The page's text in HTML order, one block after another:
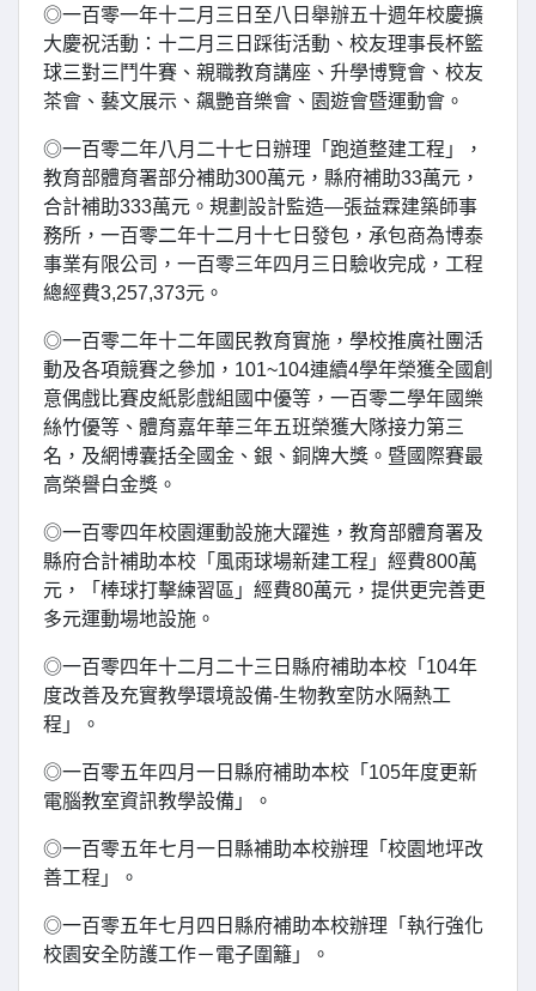
◎一百零一年十二月三日至八日舉辦五十週年校慶擴
大慶祝活動：十二月三日踩街活動、校友理事長杯籃
球三對三鬥牛賽、親職教育講座、升學博覽會、校友
茶會、藝文展示、飆艷音樂會、園遊會暨運動會。
◎一百零二年八月二十七日辦理「跑道整建工程」，
教育部體育署部分補助300萬元，縣府補助33萬元，
合計補助333萬元。規劃設計監造—張益霖建築師事
務所，一百零二年十二月十七日發包，承包商為博泰
事業有限公司，一百零三年四月三日驗收完成，工程
總經費3,257,373元。
◎一百零二年十二年國民教育實施，學校推廣社團活
動及各項競賽之參加，101~104連續4學年榮獲全國創
意偶戲比賽皮紙影戲組國中優等，一百零二學年國樂
絲竹優等、體育嘉年華三年五班榮獲大隊接力第三
名，及網博囊括全國金、銀、銅牌大獎。暨國際賽最
高榮譽白金獎。
◎一百零四年校園運動設施大躍進，教育部體育署及
縣府合計補助本校「風雨球場新建工程」經費800萬
元，「棒球打擊練習區」經費80萬元，提供更完善更
多元運動場地設施。
◎一百零四年十二月二十三日縣府補助本校「104年
度改善及充實教學環境設備-生物教室防水隔熱工
程」。
◎一百零五年四月一日縣府補助本校「105年度更新
電腦教室資訊教學設備」。
◎一百零五年七月一日縣補助本校辦理「校園地坪改
善工程」。
◎一百零五年七月四日縣府補助本校辦理「執行強化
校園安全防護工作－電子圍籬」。